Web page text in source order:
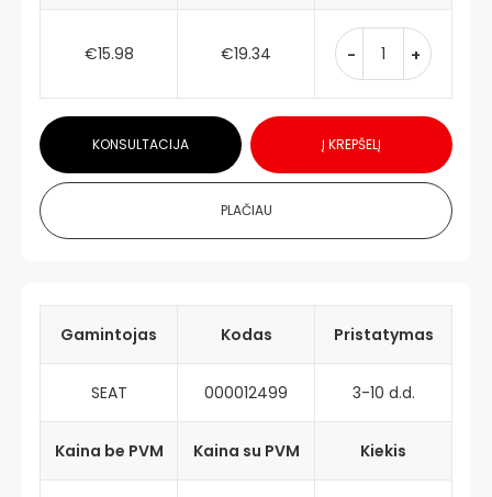
€15.98 €19.34 - +
KONSULTACIJA Į KREPŠELĮ
PLAČIAU
Gamintojas Kodas Pristatymas
SEAT 000012499 3-10 d.d.
Kaina be PVM Kaina su PVM Kiekis